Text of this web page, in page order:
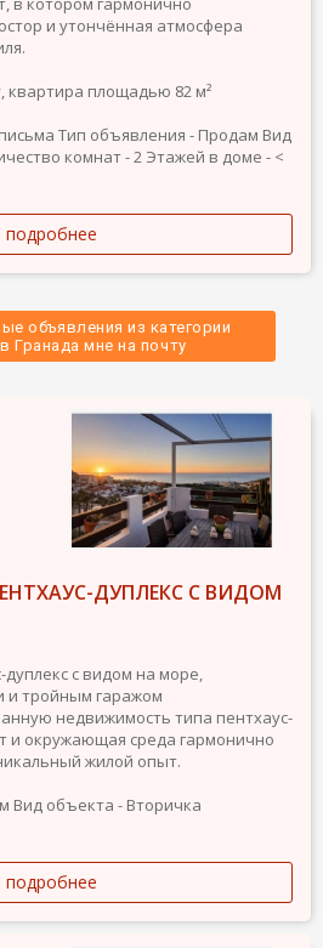
и утончённая атмосфера
квартира площадью 82 м²
Тип объявления - Продам Вид
комнат - 2 Этажей в доме - <
подробнее
объявления из категории
Гранада мне на почту
ДУПЛЕКС С ВИДОМ
с видом на море,
и тройным гаражом
недвижимость типа пентхаус-
и окружающая среда гармонично
жилой опыт.
Вид объекта - Вторичка
подробнее